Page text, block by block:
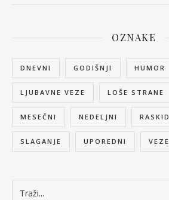
OZNAKE
DNEVNI GODIŠNJI HUMOR
LJUBAVNE VEZE LOŠE STRANE
MESEČNI NEDELJNI RASKID
SLAGANJE UPOREDNI VEZE